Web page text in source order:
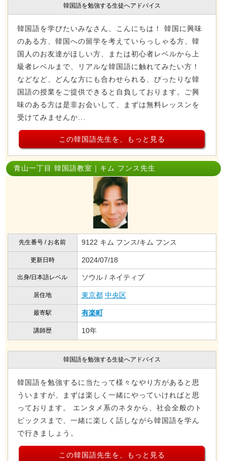
韓国語を勉強する生徒へアドバイス
韓国語を学びたいみなさん、こんにちは！ 韓国に興味
のある方、韓国への留学を考えていらっしゃる方、韓
国人のお友達がほしい方、または初心者レベルから上
級者レベルまで、リアルな韓国語に触れてみたい方！
などなど、どんな方にも合わせられる、ぴったりな韓
国語の授業をご提供できると自負しております。ご興
味のある方は是非お会いして、まずは無料レッスンを
受けてみませんか...
この韓国語先生を、もっと見る
青山一丁目 韓国語教室｜キム フンス先生
先生番号 / お名前 9122 キム フンス/キム フンス
更新日時 2024/07/18
出身/日本語レベル ソウル / ネイティブ
居住地 東京都 中央区
最寄駅 有楽町
講師歴 10年
韓国語を勉強する生徒へアドバイス
韓国語を勉強するに当たって様々なやり方があると思
ういますが、まずは楽しく一緒にやっていければと思
っております。 エンタメ系のネタから、社会全般のト
ピックスまで、一緒に楽しく話しながら韓国語を学ん
で行きましょう。
この韓国語先生を、もっと見る